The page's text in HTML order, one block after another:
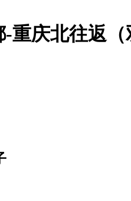
重庆北往返